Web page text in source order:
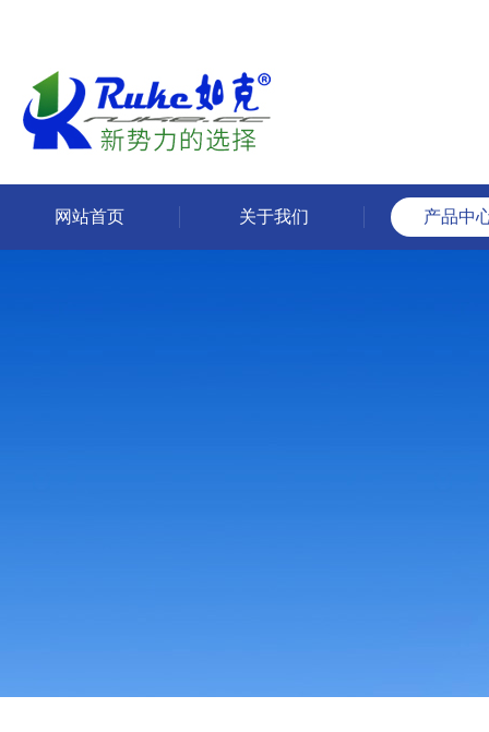
网站首页 关于我们 产品中